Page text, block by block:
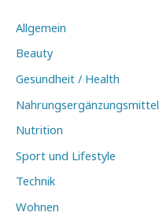
Allgemein
Beauty
Gesundheit / Health
Nahrungsergänzungsmittel
Nutrition
Sport und Lifestyle
Technik
Wohnen